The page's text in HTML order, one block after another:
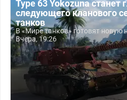
Type 63 Yokozuna станет
следующего кланового
танков
В «Мире танков» готовят новую
Вчера, 19:26